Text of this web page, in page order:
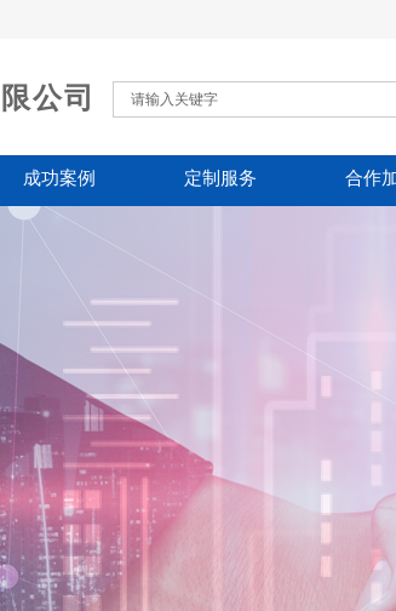
公司
成功案例 定制服务 合作